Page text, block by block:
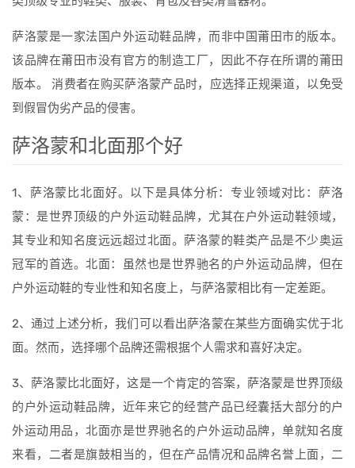
萨洛蒙是一家法国户外运动鞋品牌，而非中国莆田市的版本。
该品牌在莆田市没有官方的制造工厂，因此不存在所谓的莆田
版本。 消费者在购买萨洛蒙产品时，应选择正规渠道，以免受
到假冒伪劣产品的侵害。
萨洛蒙和北面那个好
1、萨洛蒙比北面好。以下是具体分析：专业领域对比：萨洛
蒙：是世界顶级的户外运动鞋品牌，尤其在户外运动鞋领域，
其专业和知名度远远超过北面。萨洛蒙的鞋类产品是不少奥运
冠军的首选。北面：虽然也是世界驰名的户外运动品牌，但在
户外运动鞋的专业性和知名度上，与萨洛蒙相比有一定差距。
2、通过上述分析，我们可以看出萨洛蒙在某些方面确实优于北
面。然而，选择哪个品牌还需根据个人需求和喜好决定。
3、萨洛蒙比北面好，这是一个肯定的答案，萨洛蒙是世界顶级
的户外运动鞋品牌，近年来它的经营产品已经囊括大部分的户
外运动用品，北面亦是世界驰名的户外运动品牌，单就知名度
来看，二者是旗鼓相当的，但在产品情况和品牌名誉上面，二